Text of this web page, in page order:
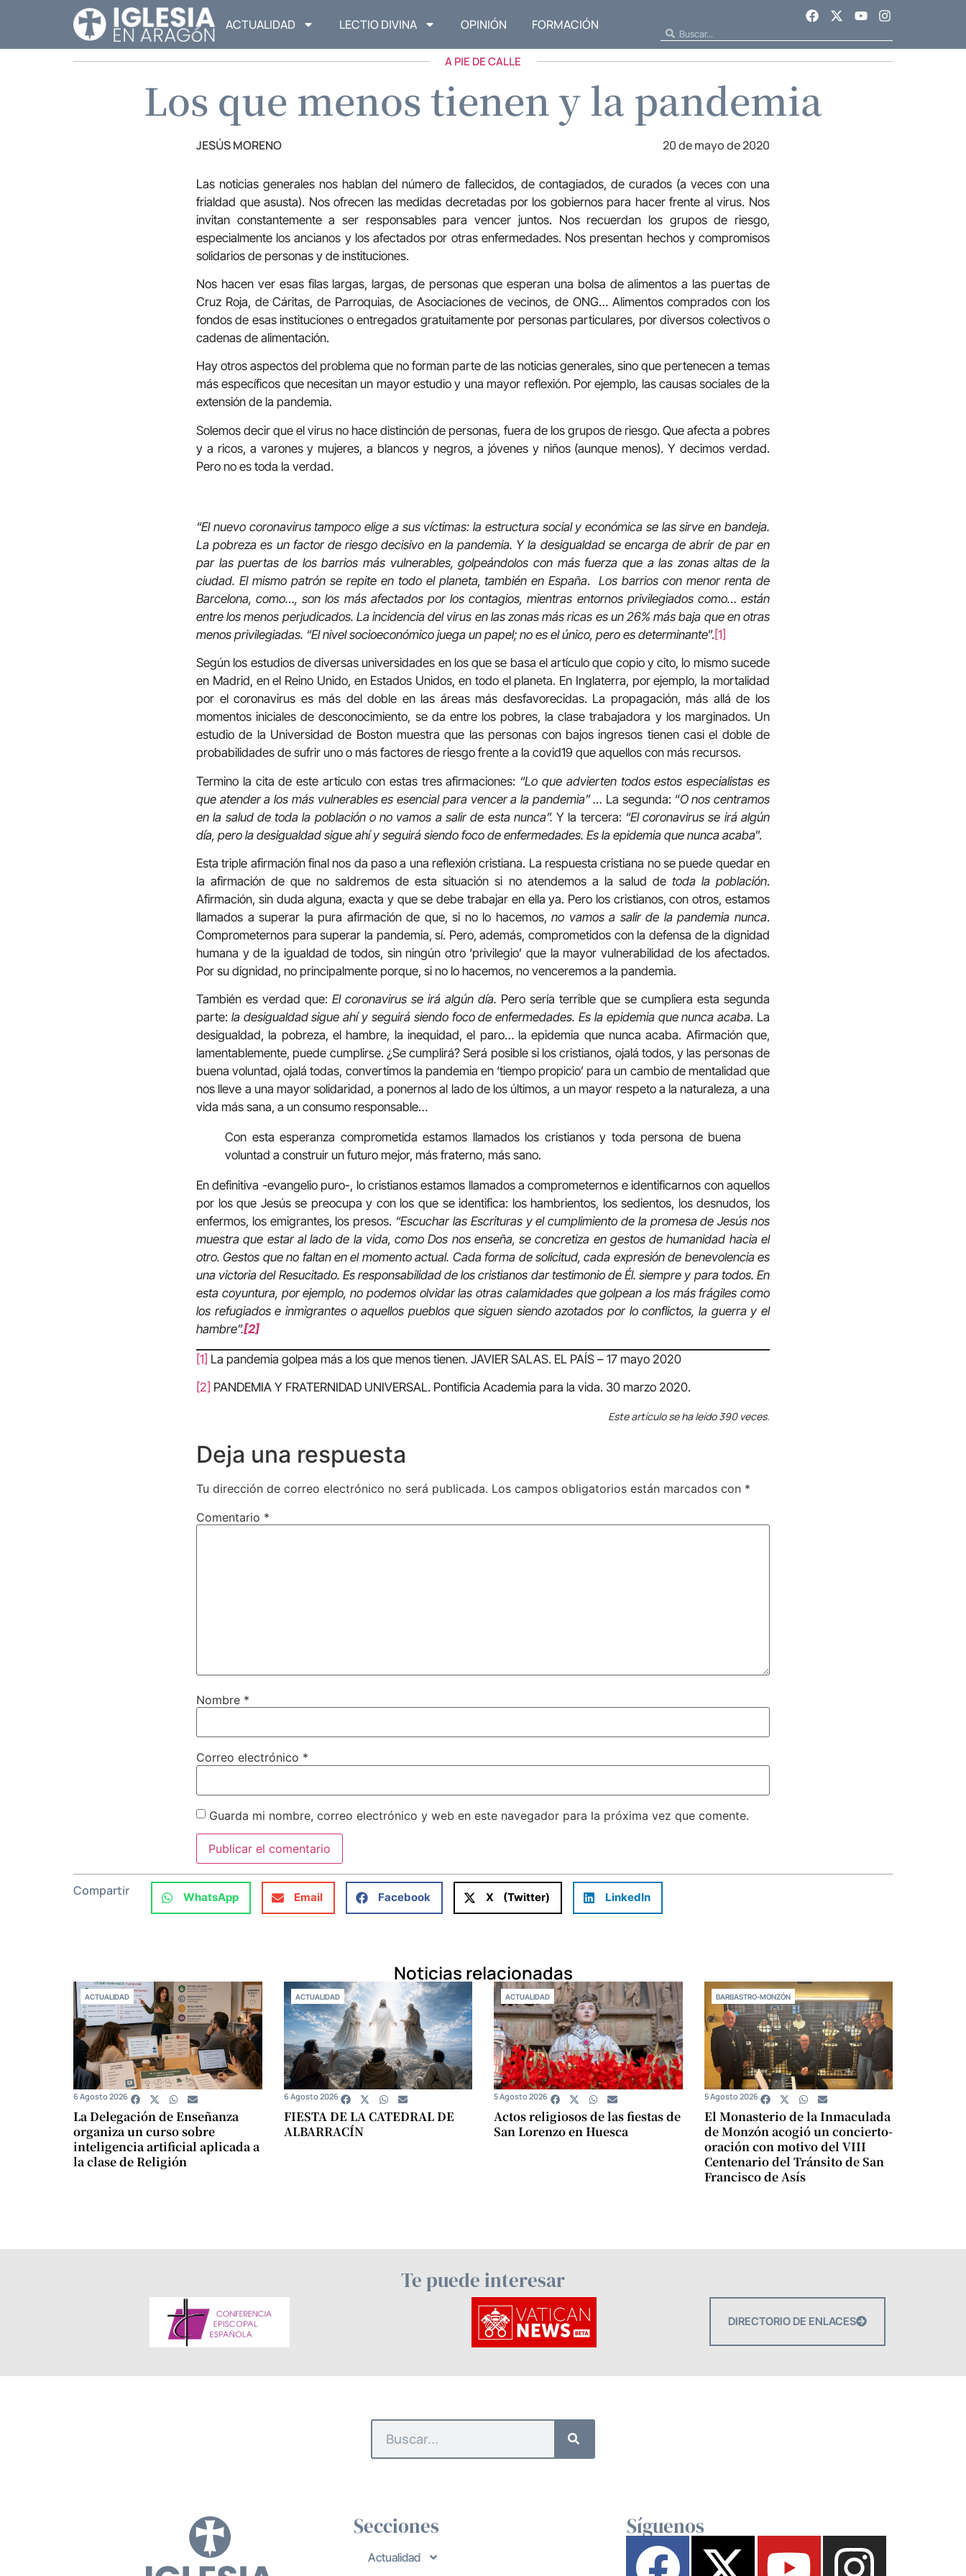
ACTUALIDAD LECTIO DIVINA OPINIÓN FORMACIÓN
A PIE DE CALLE
Los que menos tienen y la pandemia
JESÚS MORENO 20 de mayo de 2020
Las noticias generales nos hablan del número de fallecidos, de contagiados, de curados (a veces con una
frialdad que asusta). Nos ofrecen las medidas decretadas por los gobiernos para hacer frente al virus. Nos
invitan constantemente a ser responsables para vencer juntos. Nos recuerdan los grupos de riesgo,
especialmente los ancianos y los afectados por otras enfermedades. Nos presentan hechos y compromisos
solidarios de personas y de instituciones.
Nos hacen ver esas filas largas, largas, de personas que esperan una bolsa de alimentos a las puertas de
Cruz Roja, de Cáritas, de Parroquias, de Asociaciones de vecinos, de ONG… Alimentos comprados con los
fondos de esas instituciones o entregados gratuitamente por personas particulares, por diversos colectivos o
cadenas de alimentación.
Hay otros aspectos del problema que no forman parte de las noticias generales, sino que pertenecen a temas
más específicos que necesitan un mayor estudio y una mayor reflexión. Por ejemplo, las causas sociales de la
extensión de la pandemia.
Solemos decir que el virus no hace distinción de personas, fuera de los grupos de riesgo. Que afecta a pobres
y a ricos, a varones y mujeres, a blancos y negros, a jóvenes y niños (aunque menos). Y decimos verdad.
Pero no es toda la verdad.
“El nuevo coronavirus tampoco elige a sus víctimas: la estructura social y económica se las sirve en bandeja.
La pobreza es un factor de riesgo decisivo en la pandemia. Y la desigualdad se encarga de abrir de par en
par las puertas de los barrios más vulnerables, golpeándolos con más fuerza que a las zonas altas de la
ciudad. El mismo patrón se repite en todo el planeta, también en España.Los barrios con menor renta de
Barcelona, como…, son los más afectados por los contagios, mientras entornos privilegiados como… están
entre los menos perjudicados. La incidencia del virus en las zonas más ricas es un 26% más baja que en otras
menos privilegiadas. “El nivel socioeconómico juega un papel; no es el único, pero es determinante”.[1]
Según los estudios de diversas universidades en los que se basa el artículo que copio y cito, lo mismo sucede
en Madrid, en el Reino Unido, en Estados Unidos, en todo el planeta. En Inglaterra, por ejemplo, la mortalidad
por el coronavirus es más del doble en las áreas más desfavorecidas. La propagación, más allá de los
momentos iniciales de desconocimiento, se da entre los pobres, la clase trabajadora y los marginados. Un
estudio de la Universidad de Boston muestra que las personas con bajos ingresos tienen casi el doble de
probabilidades de sufrir uno o más factores de riesgo frente a la covid19 que aquellos con más recursos.
Termino la cita de este articulo con estas tres afirmaciones: “Lo que advierten todos estos especialistas es
que atender a los más vulnerables es esencial para vencer a la pandemia” … La segunda: “O nos centramos
en la salud de toda la población o no vamos a salir de esta nunca”. Y la tercera: “El coronavirus se irá algún
día, pero la desigualdad sigue ahí y seguirá siendo foco de enfermedades. Es la epidemia que nunca acaba”.
Esta triple afirmación final nos da paso a una reflexión cristiana. La respuesta cristiana no se puede quedar en
la afirmación de que no saldremos de esta situación si no atendemos a la salud de toda la población.
Afirmación, sin duda alguna, exacta y que se debe trabajar en ella ya. Pero los cristianos, con otros, estamos
llamados a superar la pura afirmación de que, si no lo hacemos,no vamos a salir de la pandemia nunca.
Comprometernos para superar la pandemia, sí. Pero, además, comprometidos con la defensa de la dignidad
humana y de la igualdad de todos, sin ningún otro ‘privilegio’ que la mayor vulnerabilidad de los afectados.
Por su dignidad, no principalmente porque, si no lo hacemos, no venceremos a la pandemia.
También es verdad que: El coronavirus se irá algún día. Pero sería terrible que se cumpliera esta segunda
parte: la desigualdad sigue ahí y seguirá siendo foco de enfermedades. Es la epidemia que nunca acaba. La
desigualdad, la pobreza, el hambre, la inequidad, el paro… la epidemia que nunca acaba. Afirmación que,
lamentablemente, puede cumplirse. ¿Se cumplirá? Será posible si los cristianos, ojalá todos, y las personas de
buena voluntad, ojalá todas, convertimos la pandemia en ‘tiempo propicio’ para un cambio de mentalidad que
nos lleve a una mayor solidaridad, a ponernos al lado de los últimos, a un mayor respeto a la naturaleza, a una
vida más sana, a un consumo responsable…
Con esta esperanza comprometida estamos llamados los cristianos y toda persona de buena
voluntad a construir un futuro mejor, más fraterno, más sano.
En definitiva -evangelio puro-, lo cristianos estamos llamados a comprometernos e identificarnos con aquellos
por los que Jesús se preocupa y con los que se identifica: los hambrientos, los sedientos, los desnudos, los
enfermos, los emigrantes, los presos. “Escuchar las Escrituras y el cumplimiento de la promesa de Jesús nos
muestra que estar al lado de la vida, como Dos nos enseña, se concretiza en gestos de humanidad hacia el
otro. Gestos que no faltan en el momento actual. Cada forma de solicitud, cada expresión de benevolencia es
una victoria del Resucitado. Es responsabilidad de los cristianos dar testimonio de Él. siempre y para todos. En
esta coyuntura, por ejemplo, no podemos olvidar las otras calamidades que golpean a los más frágiles como
los refugiados e inmigrantes o aquellos pueblos que siguen siendo azotados por lo conflictos, la guerra y el
hambre”.[2]
[1] La pandemia golpea más a los que menos tienen. JAVIER SALAS. EL PAÍS – 17 mayo 2020
[2] PANDEMIA Y FRATERNIDAD UNIVERSAL. Pontificia Academia para la vida. 30 marzo 2020.
Este artículo se ha leído 390 veces.
Deja una respuesta
Tu dirección de correo electrónico no será publicada. Los campos obligatorios están marcados con *
Comentario *
Nombre *
Correo electrónico *
Guarda mi nombre, correo electrónico y web en este navegador para la próxima vez que comente.
Compartir WhatsApp Email Facebook X (Twitter) LinkedIn
Noticias relacionadas
ACTUALIDAD
La Delegación de Enseñanza
organiza un curso sobre
inteligencia artificial aplicada a
la clase de Religión
6 Agosto 2026
ACTUALIDAD
FIESTA DE LA CATEDRAL DE
ALBARRACÍN
6 Agosto 2026
ACTUALIDAD
Actos religiosos de las fiestas de
San Lorenzo en Huesca
5 Agosto 2026
BARBASTRO-MONZÓN
El Monasterio de la Inmaculada
de Monzón acogió un concierto-
oración con motivo del VIII
Centenario del Tránsito de San
Francisco de Asís
5 Agosto 2026
Te puede interesar
DIRECTORIO DE ENLACES
Secciones
Actualidad
Síguenos